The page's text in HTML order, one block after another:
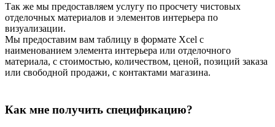
Так же мы предоставляем услугу по просчету чистовых
отделочных материалов и элементов интерьера по
визуализации.
Мы предоставим вам таблицу в формате Xcel с
наименованием элемента интерьера или отделочного
материала, с стоимостью, количеством, ценой, позиций заказа
или свободной продажи, с контактами магазина.
Как мне получить спецификацию?